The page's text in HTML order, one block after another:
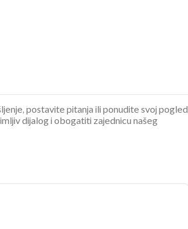
postavite pitanja ili ponudite svoj pogled
dijalog i obogatiti zajednicu našeg